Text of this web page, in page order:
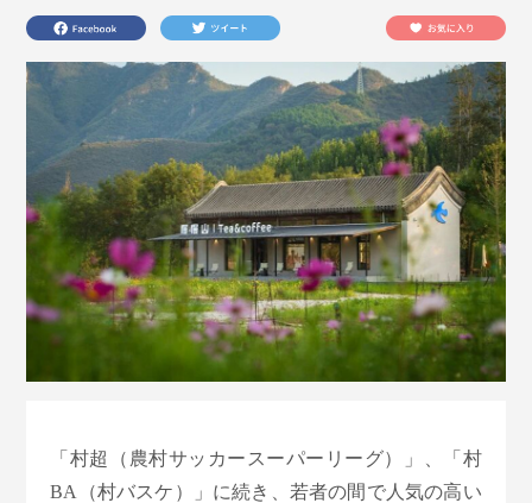
「村超（農村サッカースーパーリーグ）」、「村
BA（村バスケ）」に続き、若者の間で人気の高い